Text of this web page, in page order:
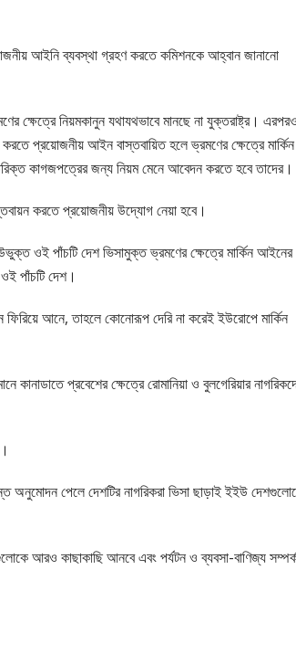
আইনি ব্যবস্থা গ্রহণ করতে কমিশনকে আহ্বান জানানো
ক্ষেত্রে নিয়মকানুন যথাযথভাবে মানছে না যুক্তরাষ্ট্র। এরপরও
প্রয়োজনীয় আইন বাস্তবায়িত হলে ভ্রমণের ক্ষেত্রে মার্কিন
কাগজপত্রের জন্য নিয়ম মেনে আবেদন করতে হবে তাদের।
করতে প্রয়োজনীয় উদ্যোগ নেয়া হবে।
ওই পাঁচটি দেশ ভিসামুক্ত ভ্রমণের ক্ষেত্রে মার্কিন আইনের
পাঁচটি দেশ।
আনে, তাহলে কোনোরূপ দেরি না করেই ইউরোপে মার্কিন
কানাডাতে প্রবেশের ক্ষেত্রে রোমানিয়া ও বুলগেরিয়ার
অনুমোদন পেলে দেশটির নাগরিকরা ভিসা ছাড়াই ইইউ
আরও কাছাকাছি আনবে এবং পর্যটন ও ব্যবসা-বাণিজ্য